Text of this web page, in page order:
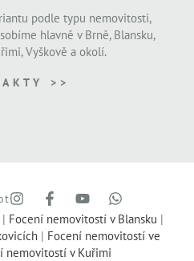
podle typu nemovitosti,
hlavně v Brně, Blansku,
Vyškově a okolí.
>>
| Focení nemovitostí v Blansku |
| Focení nemovitostí ve
nemovitostí v Kuřimi